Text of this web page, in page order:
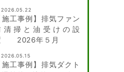
2026.05.22
施工事例】排気ファン
清掃と油受けの設
2026年５月
2026.05.15
施工事例】排気ダクト